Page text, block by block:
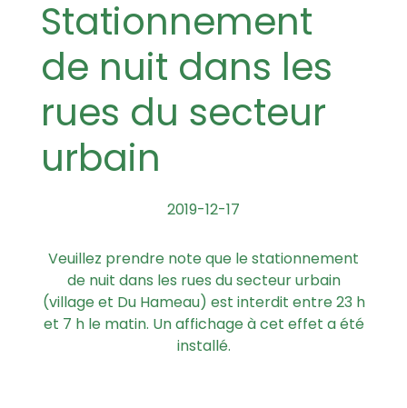
Stationnement
de nuit dans les
rues du secteur
urbain
2019-12-17
Veuillez prendre note que le stationnement
de nuit dans les rues du secteur urbain
(village et Du Hameau) est interdit entre 23 h
et 7 h le matin. Un affichage à cet effet a été
installé.